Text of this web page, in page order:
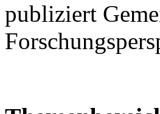
publiziert